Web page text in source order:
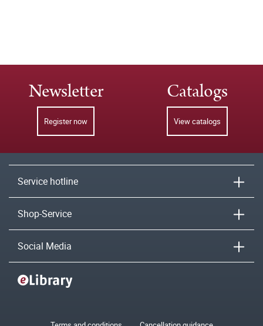
Newsletter
Register now
Catalogs
View catalogs
Service hotline
Shop-Service
Social Media